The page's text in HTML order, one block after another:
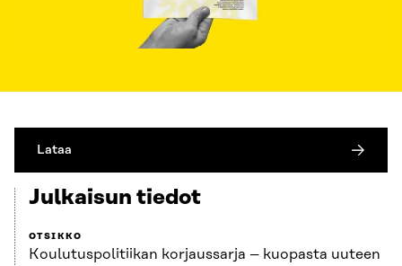
Lataa
Julkaisun tiedot
OTSIKKO
Koulutuspolitiikan korjaussarja – kuopasta uuteen